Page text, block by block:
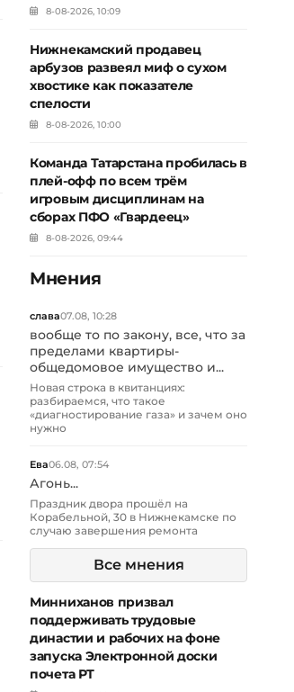
8-08-2026, 10:09
Нижнекамский продавец
арбузов развеял миф о сухом
хвостике как показателе
спелости
8-08-2026, 10:00
Команда Татарстана пробилась в
плей-офф по всем трём
игровым дисциплинам на
сборах ПФО «Гвардеец»
8-08-2026, 09:44
Мнения
слава07.08, 10:28
вообще то по закону, все, что за
пределами квартиры-
общедомовое имущество и...
Новая строка в квитанциях:
разбираемся, что такое
«диагностирование газа» и зачем оно
нужно
Ева06.08, 07:54
Агонь...
Праздник двора прошёл на
Корабельной, 30 в Нижнекамске по
случаю завершения ремонта
Все мнения
Минниханов призвал
поддерживать трудовые
династии и рабочих на фоне
запуска Электронной доски
почета РТ